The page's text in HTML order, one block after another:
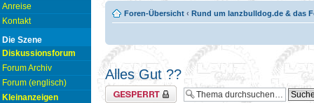
Anreise
Kontakt
Die Szene
Diskussionsforum
Forum Archiv
Forum (englisch)
Kleinanzeigen
Foren-Übersicht ‹ Rund um lanzbulldog.de & das
Alles Gut ??
Thema gesperrt